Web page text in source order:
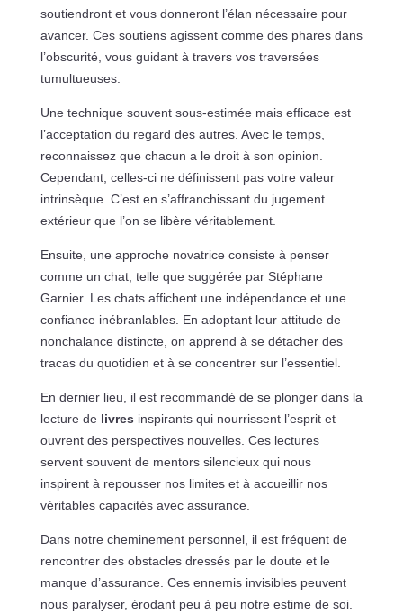
soutiendront et vous donneront l’élan nécessaire pour
avancer. Ces soutiens agissent comme des phares dans
l’obscurité, vous guidant à travers vos traversées
tumultueuses.
Une technique souvent sous-estimée mais efficace est
l’acceptation du regard des autres. Avec le temps,
reconnaissez que chacun a le droit à son opinion.
Cependant, celles-ci ne définissent pas votre valeur
intrinsèque. C’est en s’affranchissant du jugement
extérieur que l’on se libère véritablement.
Ensuite, une approche novatrice consiste à penser
comme un chat, telle que suggérée par Stéphane
Garnier. Les chats affichent une indépendance et une
confiance inébranlables. En adoptant leur attitude de
nonchalance distincte, on apprend à se détacher des
tracas du quotidien et à se concentrer sur l’essentiel.
En dernier lieu, il est recommandé de se plonger dans la
lecture de livres inspirants qui nourrissent l’esprit et
ouvrent des perspectives nouvelles. Ces lectures
servent souvent de mentors silencieux qui nous
inspirent à repousser nos limites et à accueillir nos
véritables capacités avec assurance.
Dans notre cheminement personnel, il est fréquent de
rencontrer des obstacles dressés par le doute et le
manque d’assurance. Ces ennemis invisibles peuvent
nous paralyser, érodant peu à peu notre estime de soi.